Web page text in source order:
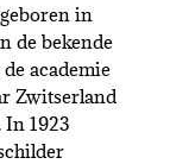
in
de bekende
academie
Zwitserland
In 1923